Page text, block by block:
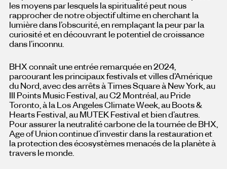
les moyens par lesquels la spiritualité peut nous
rapprocher de notre objectif ultime en cherchant la
lumière dans l’obscurité, en remplaçant la peur par la
curiosité et en découvrant le potentiel de croissance
dans l’inconnu.
BHX connaît une entrée remarquée en 2024,
parcourant les principaux festivals et villes d’Amérique
du Nord, avec des arrêts à Times Square à New York, au
III Points Music Festival, au C2 Montréal, au Pride
Toronto, à la Los Angeles Climate Week, au Boots &
Hearts Festival, au MUTEK Festival et bien d’autres.
Pour assurer la neutralité carbone de la tournée de BHX,
Age of Union continue d’investir dans la restauration et
la protection des écosystèmes menacés de la planète à
travers le monde.